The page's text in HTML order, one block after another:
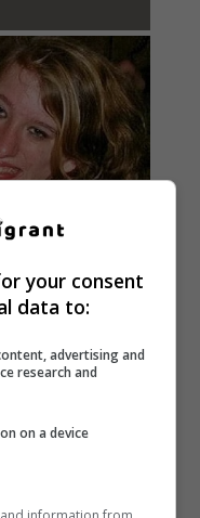
your consent
data to:
advertising and
research and
on a device